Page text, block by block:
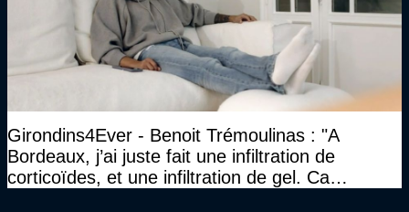
Girondins4Ever - Benoit Trémoulinas : "A
Bordeaux, j’ai juste fait une infiltration de
corticoïdes, et une infiltration de gel. Ca